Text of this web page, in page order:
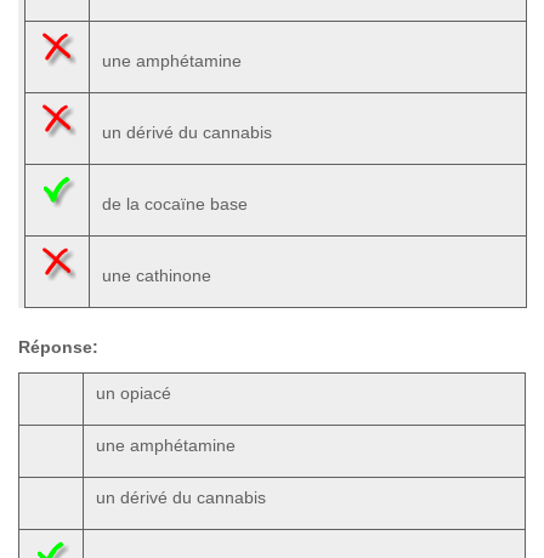
une amphétamine
un dérivé du cannabis
de la cocaïne base
une cathinone
Réponse:
un opiacé
une amphétamine
un dérivé du cannabis